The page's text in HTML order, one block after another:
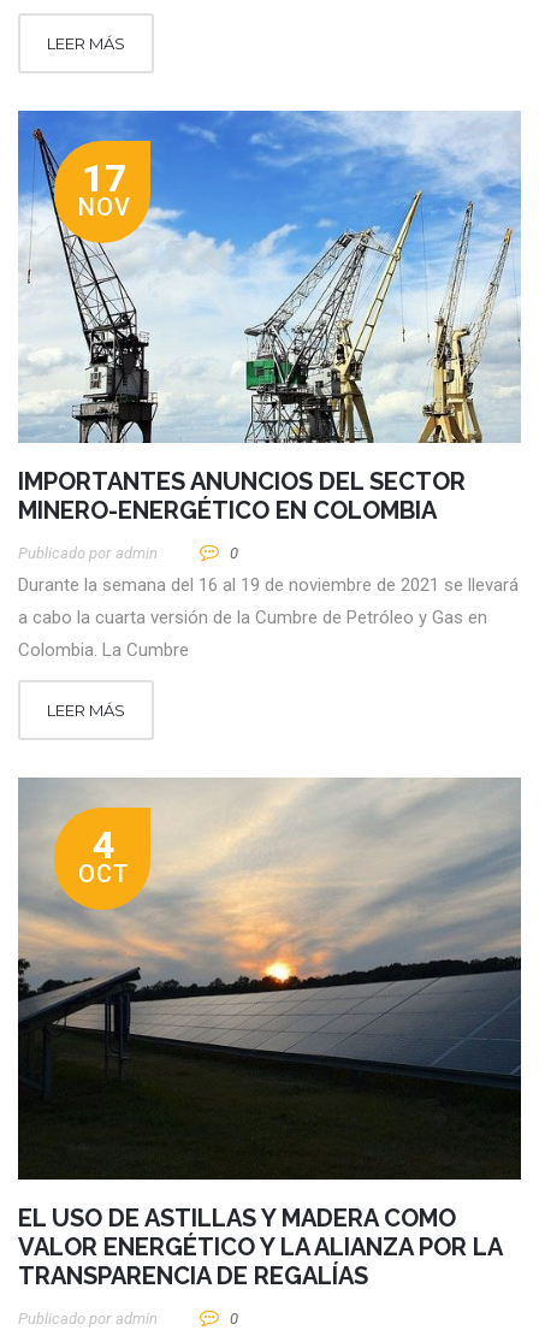
LEER MÁS
17
NOV
IMPORTANTES ANUNCIOS DEL SECTOR
MINERO-ENERGÉTICO EN COLOMBIA
Publicado por Admin 0
Durante la semana del 16 al 19 de noviembre de 2021 se llevará
a cabo la cuarta versión de la Cumbre de Petróleo y Gas en
Colombia. La Cumbre
LEER MÁS
4
OCT
EL USO DE ASTILLAS Y MADERA COMO
VALOR ENERGÉTICO Y LA ALIANZA POR LA
TRANSPARENCIA DE REGALÍAS
Publicado por Admin 0